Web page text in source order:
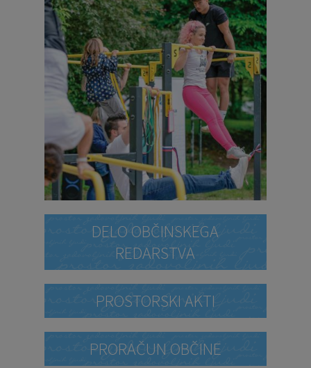
DELO OBČINSKEGA
REDARSTVA
PROSTORSKI AKTI
PRORAČUN OBČINE